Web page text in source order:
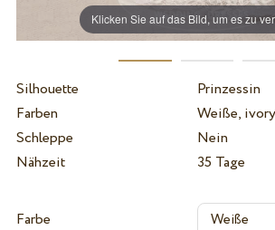
Klicken Sie auf das Bild, um es zu
Silhouette
Prinzessin
Farben
Weiße, ivory
Schleppe
Nein
Nähzeit
35 Tage
Farbe